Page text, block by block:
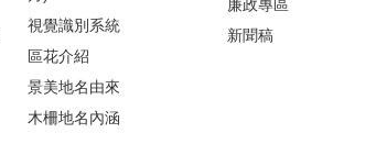
視覺識別系統
區花介紹
景美地名由來
木柵地名內涵
廉政專區
新聞稿